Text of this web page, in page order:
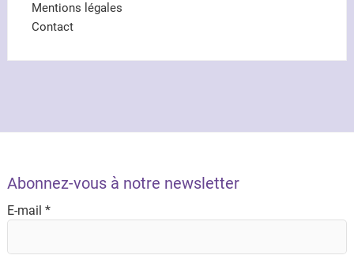
Mentions légales
Contact
Abonnez-vous à notre newsletter
E-mail *